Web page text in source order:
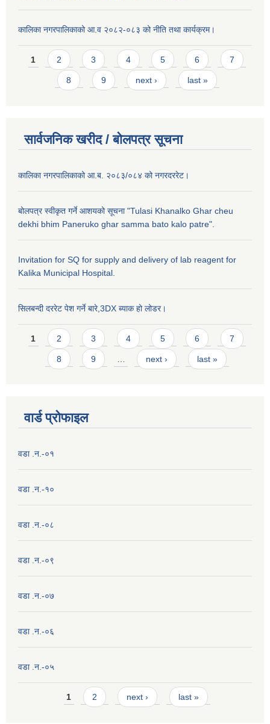
कालिका नगरपालिकाको आ.व २०८२-०८३ को नीति तथा कार्यक्रम।
Pages
1 2 3 4 5 6 7
8 9 next › last »
सार्वजनिक खरीद / बाेलपत्र सूचना
कालिका नगरपालिकाको आ.ब. २०८३/०८४ को नगरदररेट।
बोलपत्र स्वीकृत गर्ने आशयको सूचना "Tulasi Khanalko Ghar cheu
dekhi bhim Paneruko ghar samma bato kalo patre".
Invitation for SQ for supply and delivery of lab reagent for
Kalika Municipal Hospital.
सिलबन्दी दररेट पेश गर्ने बारे,3DX ब्याक हो लोडर।
Pages
1 2 3 4 5 6 7
8 9 next › last »
वार्ड प्राेफाइल
वडा .न.-०१
वडा .न.-१०
वडा .न.-०८
वडा .न.-०९
वडा .न.-०७
वडा .न.-०६
वडा .न.-०५
Pages1 2 next › last »